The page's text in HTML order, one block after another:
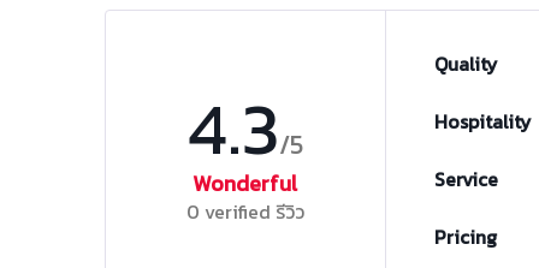
4.3/5
Wonderful
0 verified รีวิว
Quality
Hospitality
Service
Pricing